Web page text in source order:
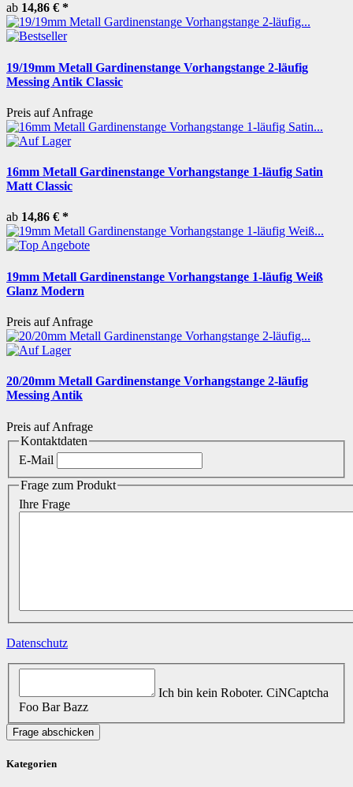
ab 14,86 € *
19/19mm Metall Gardinenstange Vorhangstange 2-läufig
Messing Antik Classic
Preis auf Anfrage
16mm Metall Gardinenstange Vorhangstange 1-läufig Satin
Matt Classic
ab 14,86 € *
19mm Metall Gardinenstange Vorhangstange 1-läufig Weiß
Glanz Modern
Preis auf Anfrage
20/20mm Metall Gardinenstange Vorhangstange 2-läufig
Messing Antik
Preis auf Anfrage
Kontaktdaten
E-Mail
Frage zum Produkt
Ihre Frage
Datenschutz
Ich bin kein Roboter. CiNCaptcha
Foo Bar Bazz
Frage abschicken
Kategorien